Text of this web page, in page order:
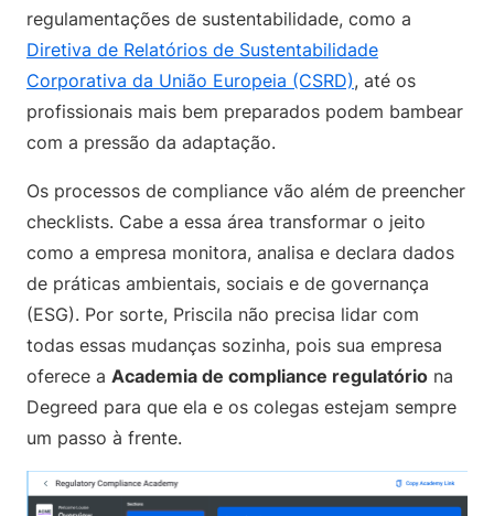
regulamentações de sustentabilidade, como a
Diretiva de Relatórios de Sustentabilidade
Corporativa da União Europeia (CSRD), até os
profissionais mais bem preparados podem bambear
com a pressão da adaptação.
Os processos de compliance vão além de preencher
checklists. Cabe a essa área transformar o jeito
como a empresa monitora, analisa e declara dados
de práticas ambientais, sociais e de governança
(ESG). Por sorte, Priscila não precisa lidar com
todas essas mudanças sozinha, pois sua empresa
oferece a Academia de compliance regulatório na
Degreed para que ela e os colegas estejam sempre
um passo à frente.